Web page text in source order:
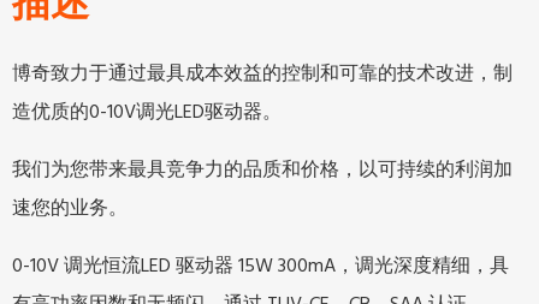
博奇致力于通过最具成本效益的控制和可靠的技术改进，制
造优质的0-10V调光LED驱动器。
我们为您带来最具竞争力的品质和价格，以可持续的利润加
速您的业务。
0-10V 调光恒流LED 驱动器 15W 300mA，调光深度精细，具